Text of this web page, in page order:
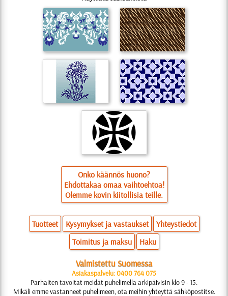
Onko käännös huono?
Ehdottakaa omaa vaihtoehtoa!
Olemme kovin kiitollisia teille.
Tuotteet Kysymykset ja vastaukset
Yhteystiedot
Toimitus ja maksu
Haku
Valmistettu Suomessa
Asiakaspalvelu: 0400 764 075
Parhaiten tavoitat meidät puhelimella arkipäivisin klo 9 - 15.
Mikäli emme vastanneet puhelimeen, ota meihin yhteyttä sähköpostitse.